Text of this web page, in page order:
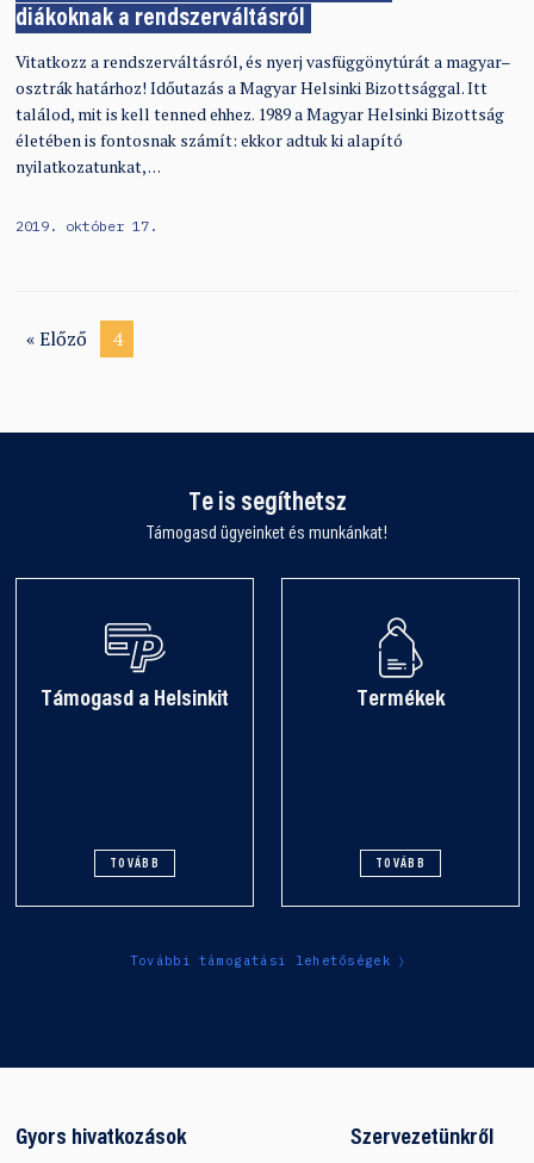
diákoknak a rendszerváltásról
Vitatkozz a rendszerváltásról, és nyerj vasfüggönytúrát a magyar–
osztrák határhoz! Időutazás a Magyar Helsinki Bizottsággal. Itt
találod, mit is kell tenned ehhez. 1989 a Magyar Helsinki Bizottság
életében is fontosnak számít: ekkor adtuk ki alapító
nyilatkozatunkat, …
2019. október 17.
« Előző 4
Te is segíthetsz
Támogasd ügyeinket és munkánkat!
Támogasd a Helsinkit
TOVÁBB
Termékek
TOVÁBB
További támogatási lehetőségek
Gyors hivatkozások Szervezetünkről